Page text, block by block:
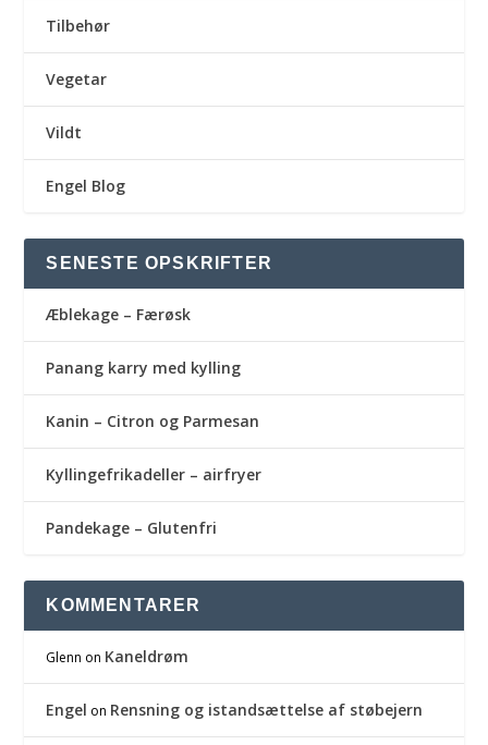
Tilbehør
Vegetar
Vildt
Engel Blog
SENESTE OPSKRIFTER
Æblekage – Færøsk
Panang karry med kylling
Kanin – Citron og Parmesan
Kyllingefrikadeller – airfryer
Pandekage – Glutenfri
KOMMENTARER
Glenn on Kaneldrøm
Engel on Rensning og istandsættelse af støbejern